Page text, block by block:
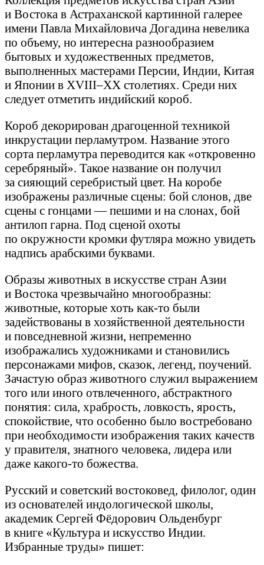
и Востока в Астраханской картинной галерее
имени Павла Михайловича Догадина невелика
по объему, но интересна разнообразием
бытовых и художественных предметов,
выполненных мастерами Персии, Индии, Китая
и Японии в XVIII–XX столетиях. Среди них
следует отметить индийский короб.
Короб декорирован драгоценной техникой
инкрустации перламутром. Название этого
сорта перламутра переводится как «откровенно
серебряный». Такое название он получил
за сияющий серебристый цвет. На коробе
изображены различные сцены: бой слонов, две
сцены с гонцами — пешими и на слонах, бой
антилоп гарна. Под сценой охоты
по окружности кромки футляра можно увидеть
надпись арабскими буквами.
Образы животных в искусстве стран Азии
и Востока чрезвычайно многообразны:
животные, которые хоть как-то были
задействованы в хозяйственной деятельности
и повседневной жизни, непременно
изображались художниками и становились
персонажами мифов, сказок, легенд, поучений.
Зачастую образ животного служил выражением
того или иного отвлеченного, абстрактного
понятия: сила, храбрость, ловкость, ярость,
спокойствие, что особенно было востребовано
при необходимости изображения таких качеств
у правителя, знатного человека, лидера или
даже какого-то божества.
Русский и советский востоковед, филолог, один
из основателей индологической школы,
академик Сергей Фёдорович Ольденбург
в книге «Культура и искусство Индии.
Избранные труды» пишет: